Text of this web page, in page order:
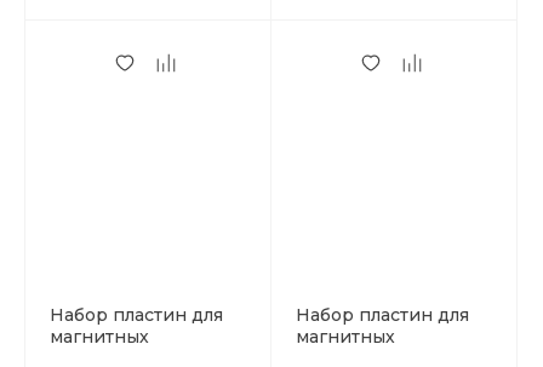
Набор пластин для
магнитных
Набор пластин для
магнитных